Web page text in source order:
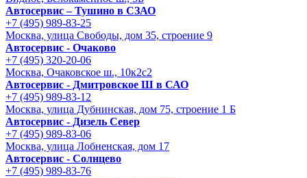
Автосервис – Тушино в СЗАО
+7 (495) 989-83-25
Москва, улица Свободы, дом 35, строение 9
Автосервис - Очаково
+7 (495) 320-20-06
Москва, Очаковское ш., 10к2с2
Автосервис - Дмитровское Ш в САО
+7 (495) 989-83-12
Москва, улица Дубнинская, дом 75, строение 1 Б
Автосервис - Дизель Север
+7 (495) 989-83-06
Москва, улица Лобненская, дом 17
Автосервис - Солнцево
+7 (495) 989-83-76